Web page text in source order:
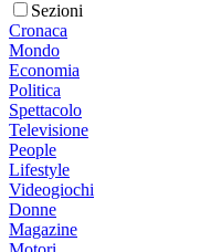
Sezioni
Cronaca
Mondo
Economia
Politica
Spettacolo
Televisione
People
Lifestyle
Videogiochi
Donne
Magazine